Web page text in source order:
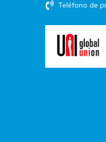
Teléfono de